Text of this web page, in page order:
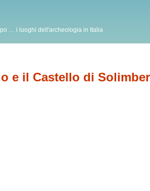
… i luoghi dell'archeologia in Italia
e il Castello di